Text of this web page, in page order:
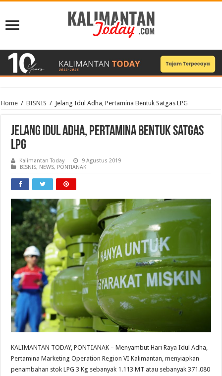
Home / BISNIS / Jelang Idul Adha, Pertamina Bentuk Satgas LPG
Jelang Idul Adha, Pertamina Bentuk Satgas
LPG
Kalimantan Today
9 Agustus 2019
BISNIS, NEWS, PONTIANAK
KALIMANTAN TODAY, PONTIANAK – Menyambut Hari Raya Idul Adha,
Pertamina Marketing Operation Region VI Kalimantan, menyiapkan
penambahan stok LPG 3 Kg sebanyak 1.113 MT atau sebanyak 371.080